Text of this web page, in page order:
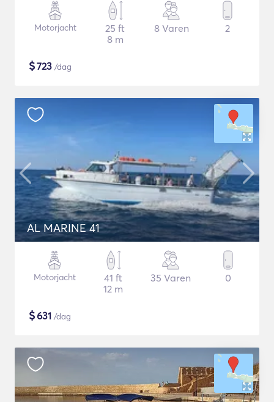
Motorjacht
25 ft
8 m
8 Varen 2
$723 /dag
AL MARINE 41
Motorjacht
41 ft
12 m
35 Varen 0
$631 /dag